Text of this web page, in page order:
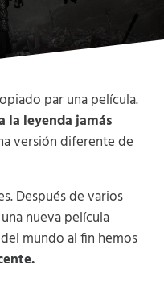
par una película.
la leyenda jamás
versión diferente de
Después de varios
nueva película
mundo al fin hemos